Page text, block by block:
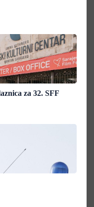
za 32. SFF